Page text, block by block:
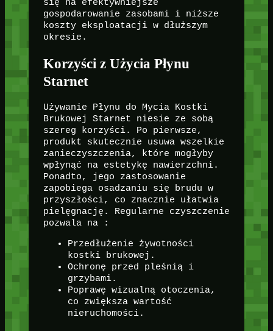
się na efektywniejsze
gospodarowanie zasobami i niższe
koszty eksploatacji w dłuższym
okresie.
Korzyści z Użycia Płynu
Starnet
Używanie Płynu do Mycia Kostki
Brukowej Starnet niesie ze sobą
szereg korzyści. Po pierwsze,
produkt skutecznie usuwa wszelkie
zanieczyszczenia, które mogłyby
wpłynąć na estetykę nawierzchni.
Ponadto, jego zastosowanie
zapobiega osadzaniu się brudu w
przyszłości, co znacznie ułatwia
pielęgnację. Regularne czyszczenie
pozwala na :
Przedłużenie żywotności
kostki brukowej.
Ochronę przed pleśnią i
grzybami.
Poprawę wizualną otoczenia,
co zwiększa wartość
nieruchomości.